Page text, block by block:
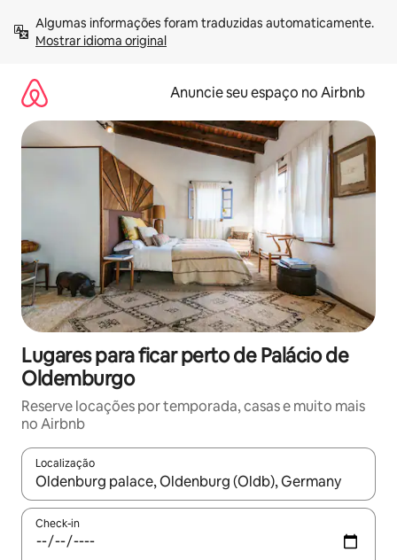
para
Mostrar idioma original
Anuncie seu espaço no Airbnb
Lugares para ficar perto de Palácio de
Oldemburgo
Reserve locações por temporada, casas e muito mais
no Airbnb
Localização
Quando os resultados estiverem disponíveis, explore-os
Check-in